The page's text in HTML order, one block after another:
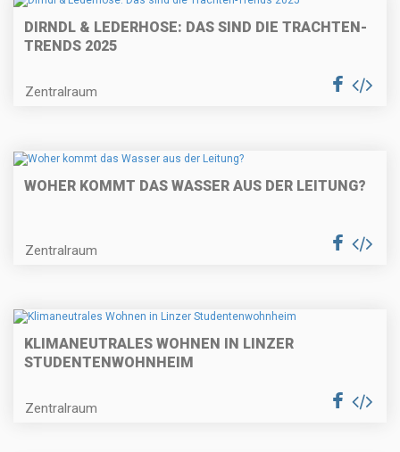
DIRNDL & LEDERHOSE: DAS SIND DIE TRACHTEN-
TRENDS 2025
Zentralraum
WOHER KOMMT DAS WASSER AUS DER LEITUNG?
Zentralraum
KLIMANEUTRALES WOHNEN IN LINZER
STUDENTENWOHNHEIM
Zentralraum